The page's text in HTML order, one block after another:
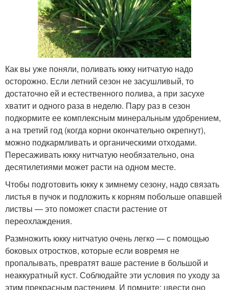
Как вы уже поняли, поливать юкку нитчатую надо
осторожно. Если летний сезон не засушливый, то
достаточно ей и естественного полива, а при засухе
хватит и одного раза в неделю. Пару раз в сезон
подкормите ее комплексным минеральным удобрением,
а на третий год (когда корни окончательно окрепнут),
можно подкармливать и органическими отходами.
Пересаживать юкку нитчатую необязательно, она
десятилетиями может расти на одном месте.
Чтобы подготовить юкку к зимнему сезону, надо связать
листья в пучок и подложить к корням побольше опавшей
листвы — это поможет спасти растение от
переохлаждения.
Размножить юкку нитчатую очень легко — с помощью
боковых отростков, которые если вовремя не
пропалывать, превратят ваше растение в большой и
неаккуратный куст. Соблюдайте эти условия по уходу за
этим прекрасным растением. И помните: цвести оно